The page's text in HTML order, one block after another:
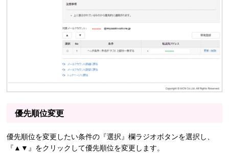
優先順位変更
優先順位を変更したい条件の『選択』欄ラジオボタンを選択し、
『▲▼』をクリックして優先順位を変更します。